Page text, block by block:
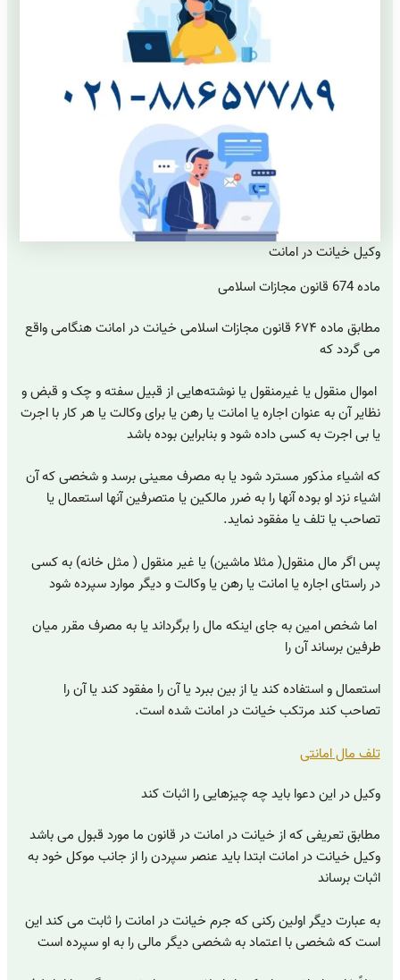
وکیل خیانت در امانت
ماده 674 قانون مجازات اسلامی
مطابق ماده ۶۷۴ قانون مجازات اسلامی خیانت در امانت هنگامی واقع
می گردد که
اموال منقول یا غیرمنقول یا نوشته‌هایی از قبیل سفته و چک و قبض و
نظایر آن به عنوان اجاره یا امانت یا رهن یا برای و‌کالت یا هر کار با اجرت
یا بی اجرت به کسی داده شود و بنابراین بوده باشد
که اشیاء مذکور مسترد شود یا به مصرف معینی برسد و شخصی که آن
اشیاء نزد او بوده آنها را به ضرر مالکین یا متصرفین آنها استعمال یا
تصاحب یا تلف یا مفقود نماید.
پس اگر مال منقول( مثلا ماشین) یا غیر منقول ( مثل خانه) به کسی
در راستای اجاره یا امانت یا رهن یا وکالت و دیگر موارد سپرده شود
اما شخص امین به جای اینکه مال را برگرداند یا به مصرف مقرر میان
طرفین برساند آن را
استعمال و استفاده کند یا از بین ببرد یا آن را مفقود کند یا آن را
تصاحب کند مرتکب خیانت در امانت شده است.
تلف مال امانتی
وکیل در این دعوا باید چه چیزهایی را اثبات کند
مطابق تعریفی که از خیانت در امانت در قانون ما مورد قبول می باشد
وکیل خیانت در امانت ابتدا باید عنصر سپردن را از جانب موکل خود به
اثبات برساند
به عبارت دیگر اولین رکنی که جرم خیانت در امانت را ثابت می کند این
است که شخصی با اعتماد به شخصی دیگر مالی را به او سپرده است